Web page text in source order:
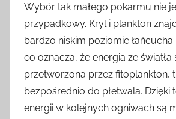
Wybór tak małego pokarmu nie
przypadkowy. Kryl i plankton
bardzo niskim poziomie
co oznacza, że energia ze światła
przetworzona przez fitoplankton,
bezpośrednio do płetwala. Dzięki
energii w kolejnych ogniwach są